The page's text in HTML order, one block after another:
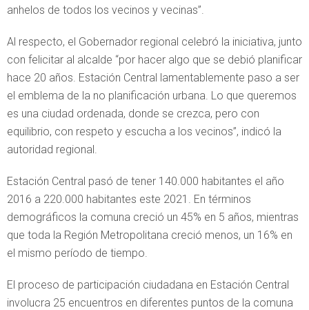
anhelos de todos los vecinos y vecinas”.
Al respecto, el Gobernador regional celebró la iniciativa, junto
con felicitar al alcalde “por hacer algo que se debió planificar
hace 20 años. Estación Central lamentablemente paso a ser
el emblema de la no planificación urbana. Lo que queremos
es una ciudad ordenada, donde se crezca, pero con
equilibrio, con respeto y escucha a los vecinos”, indicó la
autoridad regional.
Estación Central pasó de tener 140.000 habitantes el año
2016 a 220.000 habitantes este 2021. En términos
demográficos la comuna creció un 45% en 5 años, mientras
que toda la Región Metropolitana creció menos, un 16% en
el mismo período de tiempo.
El proceso de participación ciudadana en Estación Central
involucra 25 encuentros en diferentes puntos de la comuna